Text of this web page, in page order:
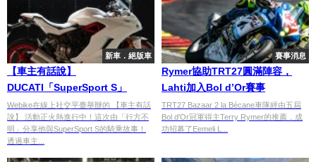
新車．絕版車
【車主有話說】
DUCATI「SuperSport S」
Webike在線上社交平臺舉辦的 【車主有話
說】 活動正火熱進行中！這次由「行方不
明」分享他與SuperSport S的騎乘故事！
透過車主...
賽事消息
Rymer協助TRT27圓滿陣容，
Lahti加入Bol d’Or賽事
TRT27 Bazaar 2 la Bécane車隊經由五屆
Bol d'Or冠軍得主Terry Rymer的推薦，成
功招募了Eemeli L...